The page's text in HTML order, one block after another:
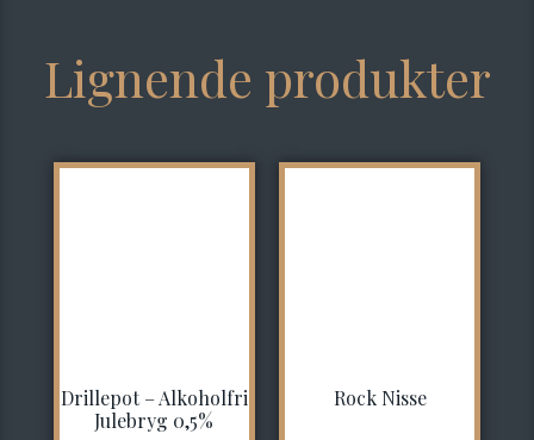
Lignende produkter
Drillepot – Alkoholfri
Julebryg 0,5%
Rock Nisse